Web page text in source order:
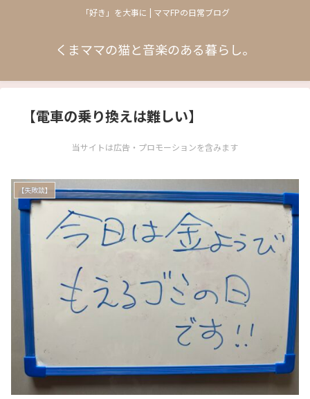
「好き」を大事に | ママFPの日常ブログ
くまママの猫と音楽のある暮らし。
【電車の乗り換えは難しい】
当サイトは広告・プロモーションを含みます
【失敗談】